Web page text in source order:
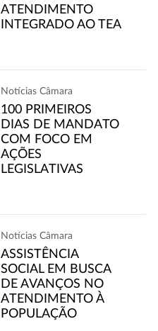
ATENDIMENTO
INTEGRADO AO TEA
Notícias Câmara
100 PRIMEIROS
DIAS DE MANDATO
COM FOCO EM
AÇÕES
LEGISLATIVAS
Notícias Câmara
ASSISTÊNCIA
SOCIAL EM BUSCA
DE AVANÇOS NO
ATENDIMENTO À
POPULAÇÃO